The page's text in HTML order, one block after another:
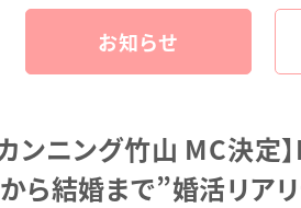
お知らせ
ンニング竹山 MC決定
ら結婚まで”婚活リア